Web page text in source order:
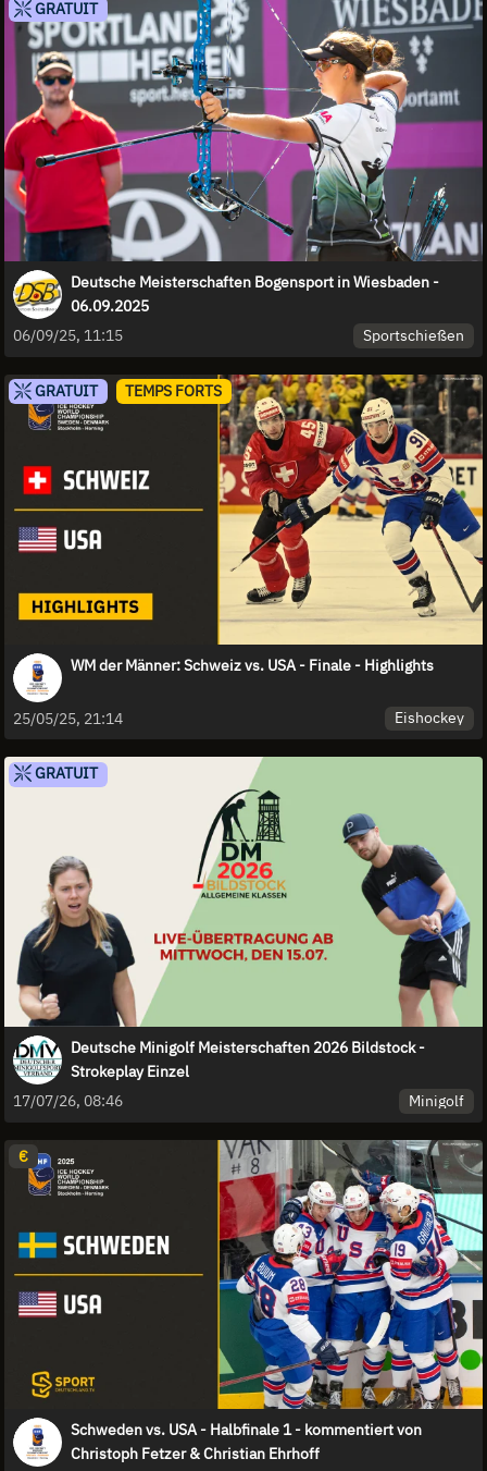
GRATUIT
Deutsche Meisterschaften Bogensport in Wiesbaden -
06.09.2025
06/09/25, 11:15
Sportschießen
GRATUIT TEMPS FORTS
WM der Männer: Schweiz vs. USA - Finale - Highlights
25/05/25, 21:14 Eishockey
GRATUIT
Deutsche Minigolf Meisterschaften 2026 Bildstock -
Strokeplay Einzel
17/07/26, 08:46
Minigolf
€
Schweden vs. USA - Halbfinale 1 - kommentiert von
Christoph Fetzer & Christian Ehrhoff